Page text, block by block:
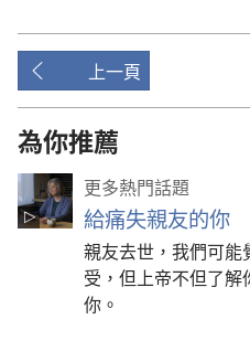
上一頁
為你推薦
更多熱門話題
給痛失親友的你
親友去世，我們可
受，但上帝不但了
你。